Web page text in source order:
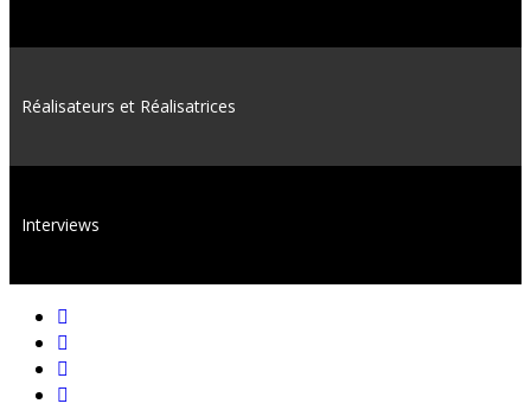
Réalisateurs et Réalisatrices
Interviews